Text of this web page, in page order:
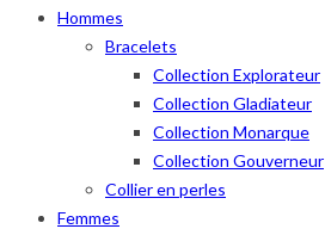
Hommes
Bracelets
Collection Explorateur
Collection Gladiateur
Collection Monarque
Collection Gouverneur
Collier en perles
Femmes